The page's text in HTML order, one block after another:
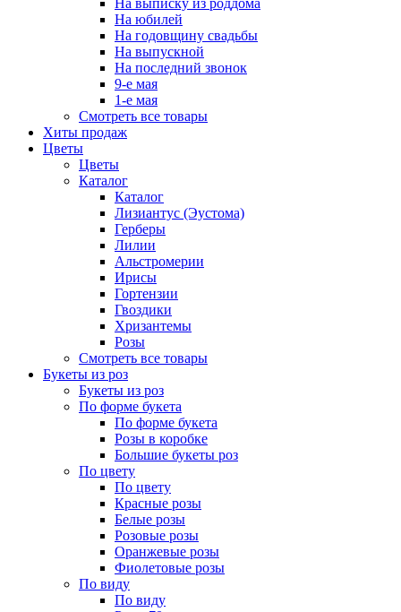
На выписку из роддома
На юбилей
На годовщину свадьбы
На выпускной
На последний звонок
9-е мая
1-е мая
Смотреть все товары
Хиты продаж
Цветы
Цветы
Каталог
Каталог
Лизиантус (Эустома)
Герберы
Лилии
Альстромерии
Ирисы
Гортензии
Гвоздики
Хризантемы
Розы
Смотреть все товары
Букеты из роз
Букеты из роз
По форме букета
По форме букета
Розы в коробке
Большие букеты роз
По цвету
По цвету
Красные розы
Белые розы
Розовые розы
Оранжевые розы
Фиолетовые розы
По виду
По виду